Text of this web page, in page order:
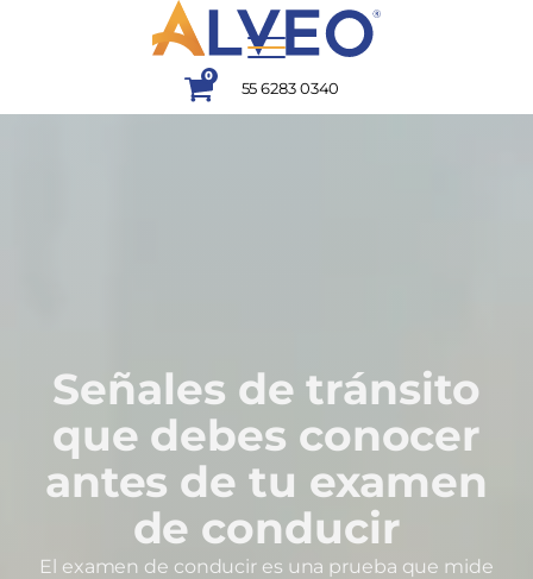
0
55 6283 0340
Señales de tránsito
que debes conocer
antes de tu examen
de conducir
El examen de conducir es una prueba que mide